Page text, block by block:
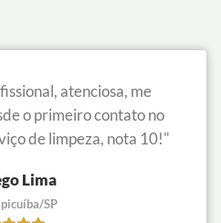
atenciosa, me
o primeiro contato no
de limpeza, nota 10!"
Lima
SP